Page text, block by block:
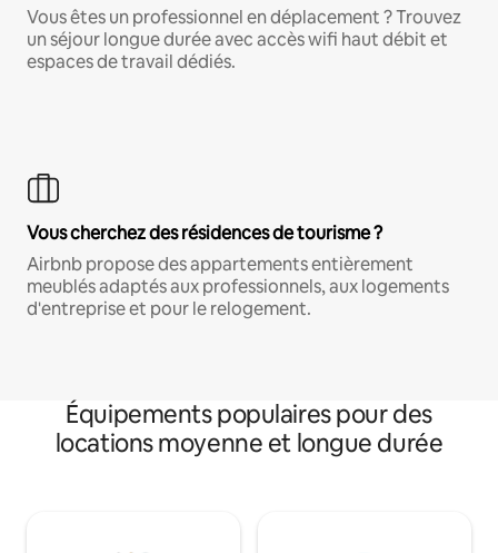
Vous êtes un professionnel en déplacement ? Trouvez
un séjour longue durée avec accès wifi haut débit et
espaces de travail dédiés.
Vous cherchez des résidences de tourisme ?
Airbnb propose des appartements entièrement
meublés adaptés aux professionnels, aux logements
d'entreprise et pour le relogement.
Équipements populaires pour des
locations moyenne et longue durée